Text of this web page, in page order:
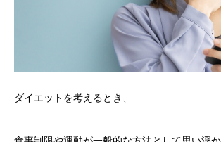
ダイエットを考えるとき、